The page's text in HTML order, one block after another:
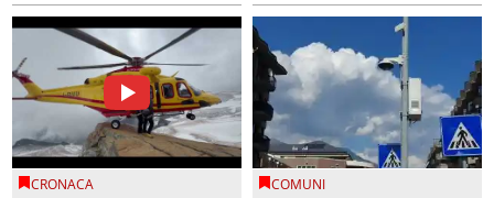
CRONACA COMUNI